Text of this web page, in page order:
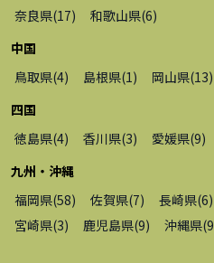
奈良県(17) 和歌山県(6)
中国
鳥取県(4) 島根県(1 ) 岡山県(13)
四国
徳島県(4) 香川県(3) 愛媛県(9)
九州・沖縄
福岡県(58) 佐賀県(7) 長崎県(6)
宮崎県(3) 鹿児島県(9) 沖縄県(9